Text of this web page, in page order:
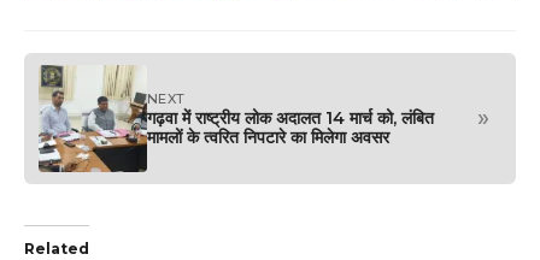
NEXT
गढ़वा में राष्ट्रीय लोक अदालत 14 मार्च को, लंबित
मामलों के त्वरित निपटारे का मिलेगा अवसर
»
Related